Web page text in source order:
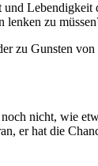
lenken zu
zu Gunsten
nicht, wie
er hat die